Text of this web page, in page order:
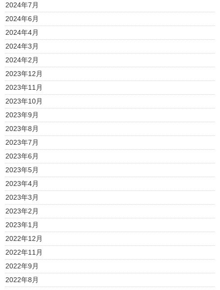
2024年7月
2024年6月
2024年4月
2024年3月
2024年2月
2023年12月
2023年11月
2023年10月
2023年9月
2023年8月
2023年7月
2023年6月
2023年5月
2023年4月
2023年3月
2023年2月
2023年1月
2022年12月
2022年11月
2022年9月
2022年8月